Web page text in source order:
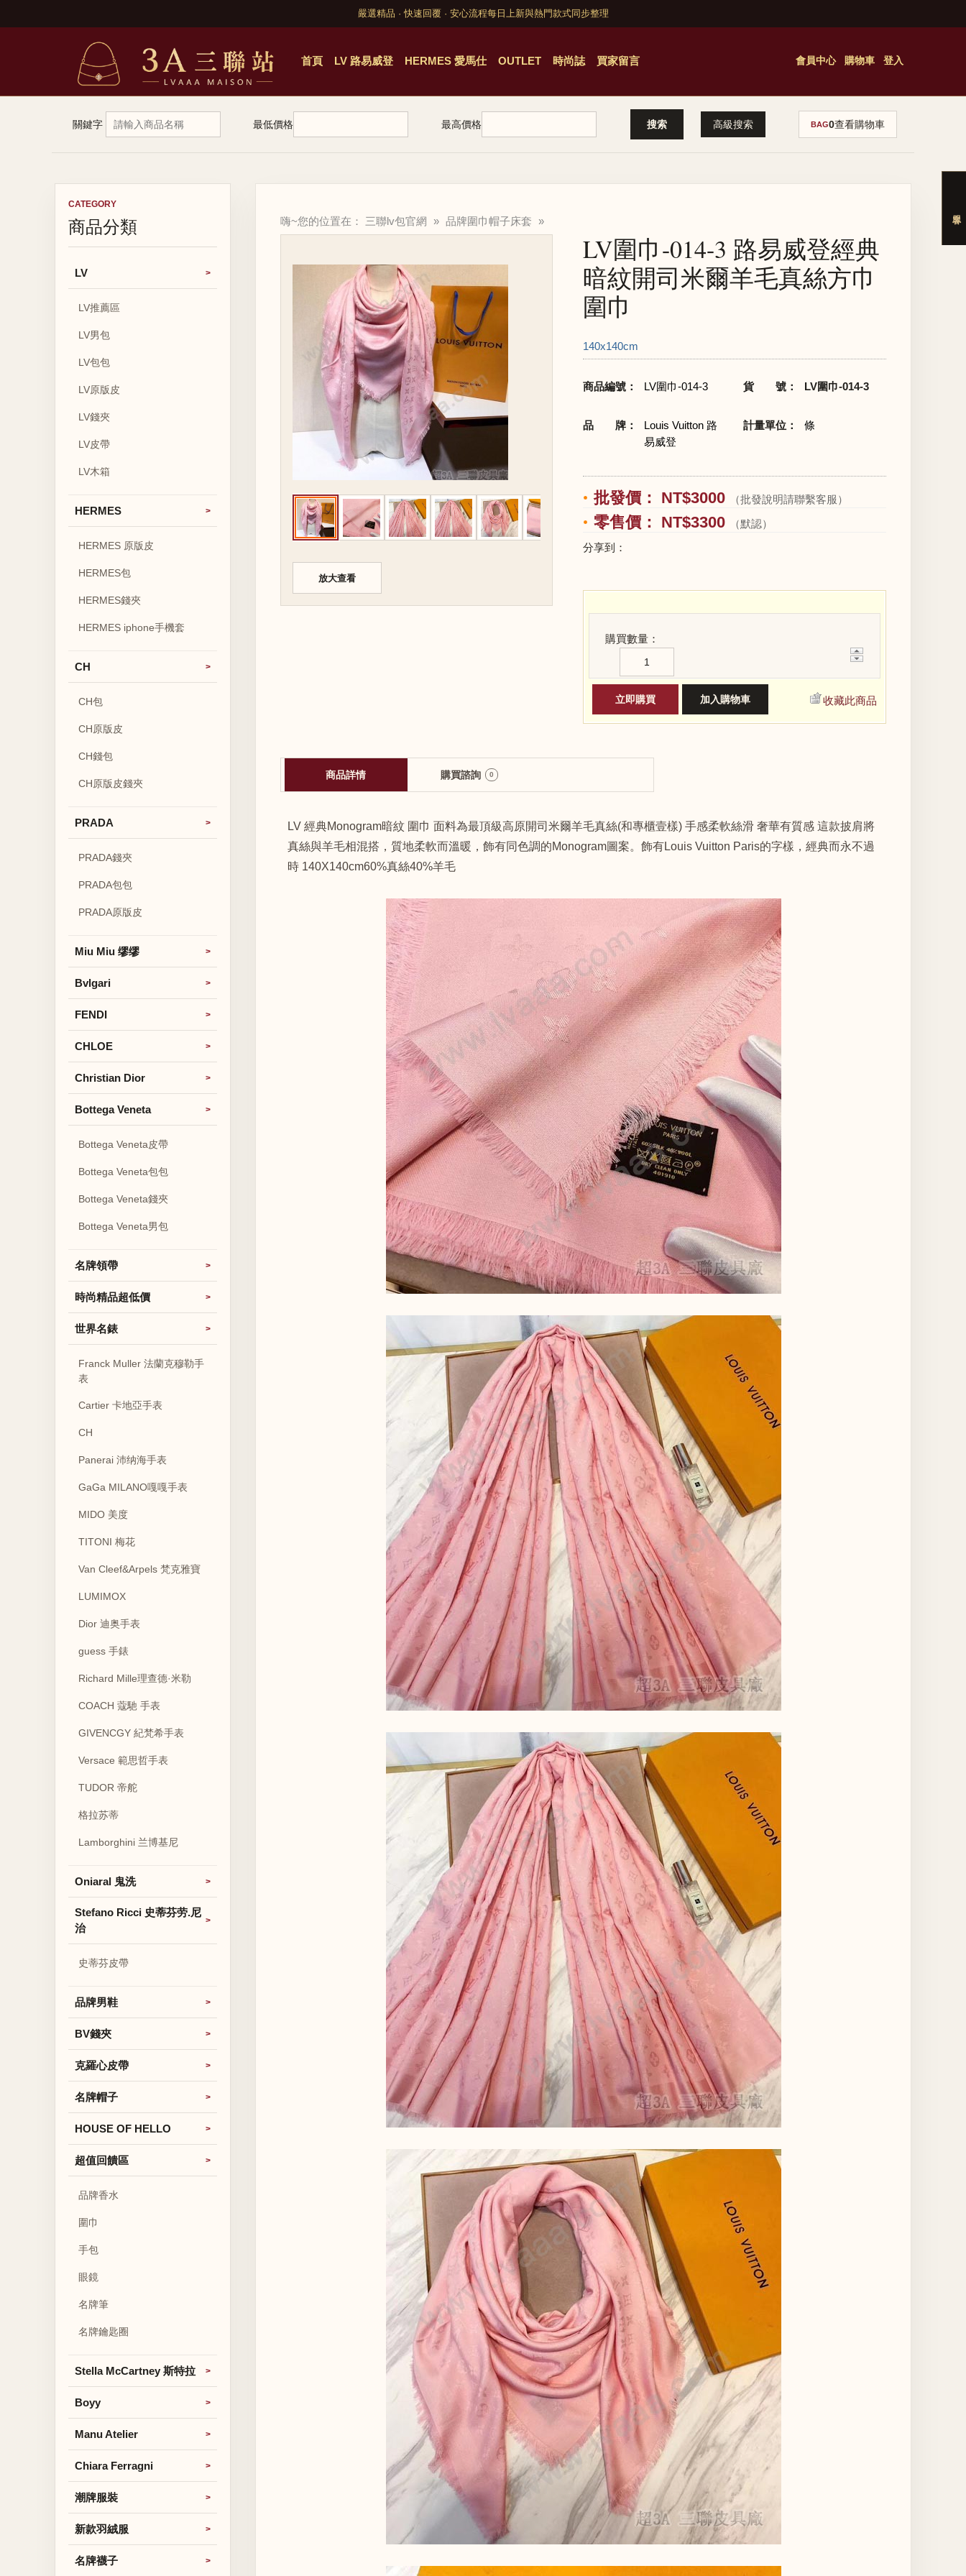
嚴選精品 · 快速回覆 · 安心流程每日上新與熱門款式同步整理
首頁 LV 路易威登 HERMES 愛馬仕 OUTLET 時尚誌 買家留言 會員中心 購物車 登入
關鍵字 最低價格 最高價格 高級搜索 BAG0查看購物車
CATEGORY
商品分類
LV
LV推薦區
LV男包
LV包包
LV原版皮
LV錢夾
LV皮帶
LV木箱
HERMES
HERMES 原版皮
HERMES包
HERMES錢夾
HERMES iphone手機套
CH
CH包
CH原版皮
CH錢包
CH原版皮錢夾
PRADA
PRADA錢夾
PRADA包包
PRADA原版皮
Miu Miu 缪缪
Bvlgari
FENDI
CHLOE
Christian Dior
Bottega Veneta
Bottega Veneta皮帶
Bottega Veneta包包
Bottega Veneta錢夾
Bottega Veneta男包
名牌領帶
時尚精品超低價
世界名錶
Franck Muller 法蘭克穆勒手
表
Cartier 卡地亞手表
CH
Panerai 沛纳海手表
GaGa MILANO嘎嘎手表
MIDO 美度
TITONI 梅花
Van Cleef&Arpels 梵克雅寶
LUMIMOX
Dior 迪奥手表
guess 手錶
Richard Mille理查德·米勒
COACH 蔻馳 手表
GIVENCGY 紀梵希手表
Versace 範思哲手表
TUDOR 帝舵
格拉苏蒂
Lamborghini 兰博基尼
Oniaral 鬼洗
Stefano Ricci 史蒂芬劳.尼
治
史蒂芬皮帶
品牌男鞋
BV錢夾
克羅心皮帶
名牌帽子
HOUSE OF HELLO
超值回饋區
品牌香水
圍巾
手包
眼鏡
名牌筆
名牌鑰匙圈
Stella McCartney 斯特拉
Boyy
Manu Atelier
Chiara Ferragni
潮牌服裝
新款羽絨服
名牌襪子
嗨~您的位置在： 三聯lv包官網 » 品牌圍巾帽子床套 »
放大查看
LV圍巾-014-3 路易威登經典
暗紋開司米爾羊毛真絲方巾
圍巾
140x140cm
商品編號： LV圍巾-014-3 貨 號： LV圍巾-014-3
品 牌：
Louis Vuitton 路
易威登
計量單位： 條
批發價： NT$3000 （批發說明請聯繫客服）
零售價： NT$3300
（默認）
分享到：
購買數量：
+
−
收藏此商品
商品詳情 購買諮詢 0
LV 經典Monogram暗紋 圍巾 面料為最頂級高原開司米爾羊毛真絲(和專櫃壹樣) 手感柔軟絲滑 奢華有質感 這款披肩將
真絲與羊毛相混搭，質地柔軟而溫暖，飾有同色調的Monogram圖案。飾有Louis Vuitton Paris的字樣，經典而永不過
時 140X140cm60%真絲40%羊毛